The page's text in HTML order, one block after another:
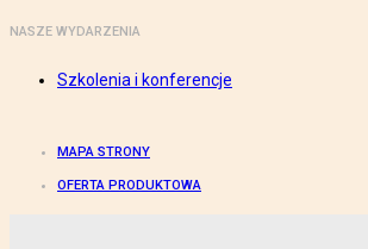
NASZE WYDARZENIA
Szkolenia i konferencje
MAPA STRONY
OFERTA PRODUKTOWA